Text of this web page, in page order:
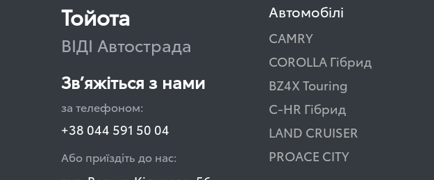
Тойота
ВІДІ Автострада
Зв’яжіться з нами
за телефоном:
+38 044 591 50 04
Або приїздіть до нас:
Автомобілі
CAMRY
COROLLA Гібрид
BZ4X Touring
C-HR Гібрид
LAND CRUISER
PROACE CITY